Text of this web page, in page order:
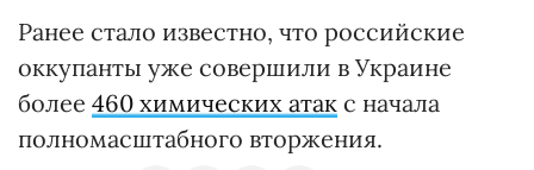
Ранее стало известно, что российские
оккупанты уже совершили в Украине
более 460 химических атак с начала
полномасштабного вторжения.